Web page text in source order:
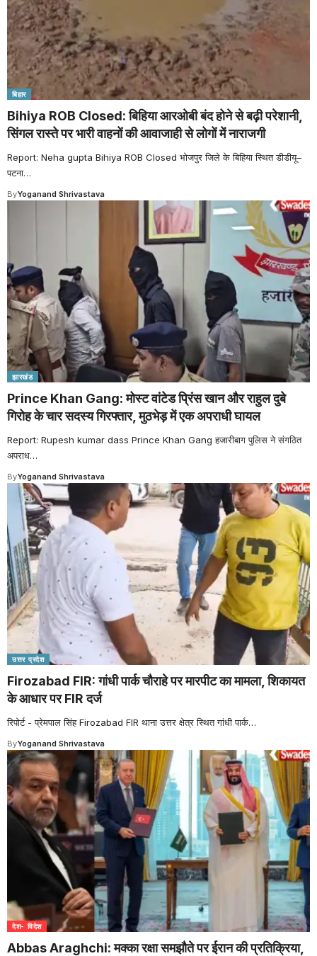
बिहार
Bihiya ROB Closed: बिहिया आरओबी बंद होने से बढ़ी परेशानी,
सिंगल रास्ते पर भारी वाहनों की आवाजाही से लोगों में नाराजगी
Report: Neha gupta Bihiya ROB Closed भोजपुर जिले के बिहिया स्थित डीडीयू–
पटना…
ByYoganand Shrivastava
झारखंड
Prince Khan Gang: मोस्ट वांटेड प्रिंस खान और राहुल दुबे
गिरोह के चार सदस्य गिरफ्तार, मुठभेड़ में एक अपराधी घायल
Report: Rupesh kumar dass Prince Khan Gang हजारीबाग पुलिस ने संगठित
अपराध…
ByYoganand Shrivastava
उत्तर प्रदेश
Firozabad FIR: गांधी पार्क चौराहे पर मारपीट का मामला, शिकायत
के आधार पर FIR दर्ज
रिपोर्ट - प्रेमपाल सिंह Firozabad FIR थाना उत्तर क्षेत्र स्थित गांधी पार्क…
ByYoganand Shrivastava
देश- विदेश
Abbas Araghchi: मक्का रक्षा समझौते पर ईरान की प्रतिक्रिया,